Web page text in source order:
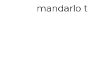
mandarlo